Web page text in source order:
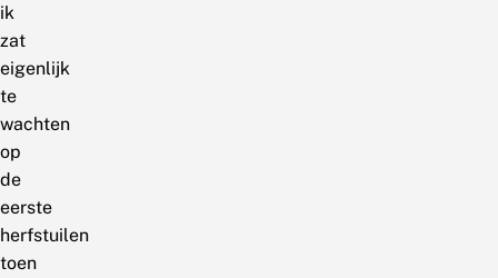
ik
zat
eigenlijk
te
wachten
op
de
eerste
herfstuilen
toen